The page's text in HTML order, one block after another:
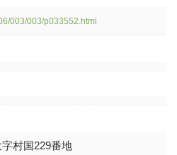
003/003/p033552.html
村国229番地